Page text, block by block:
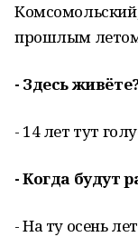
прошлым
- Здесь
- 14 лет тут
- Когда будут
- На ту осень